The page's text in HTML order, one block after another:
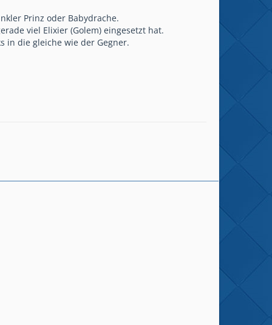
Prinz oder Babydrache.
viel Elixier (Golem) eingesetzt hat.
in die gleiche wie der Gegner.